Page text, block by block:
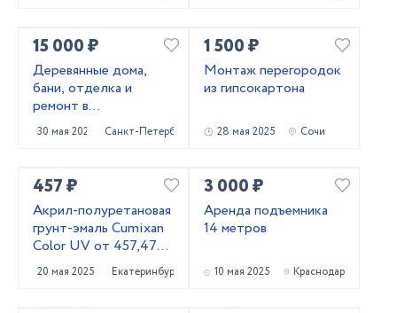
15 000 ₽
Деревянные дома,
бани, отделка и
ремонт в
Приозерском и
Выборгском районах
30 мая 2025 Санкт-Петербург
1 500 ₽
Монтаж перегородок
из гипсокартона
28 мая 2025 Сочи
457 ₽
Акрил-полуретановая
грунт-эмаль Cumixan
Color UV от 457,47
рублей
20 мая 2025 Екатеринбург
3 000 ₽
Аренда подъемника
14 метров
10 мая 2025 Краснодар